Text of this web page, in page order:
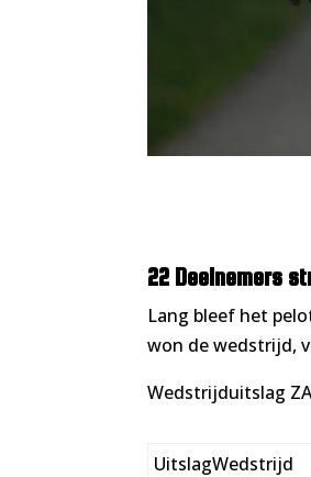
22 Deelnemers
Lang bleef het
won de wedstrijd,
Wedstrijduitslag
UitslagWedstrijd